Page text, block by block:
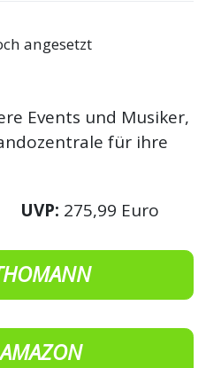
angesetzt
Events und Musiker,
für ihre
UVP: 275,99 Euro